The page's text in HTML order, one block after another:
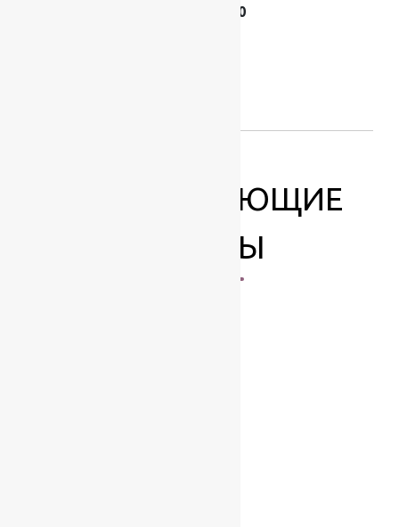
244000
СОПУТСТВУЮЩИЕ
ТОВАРЫ